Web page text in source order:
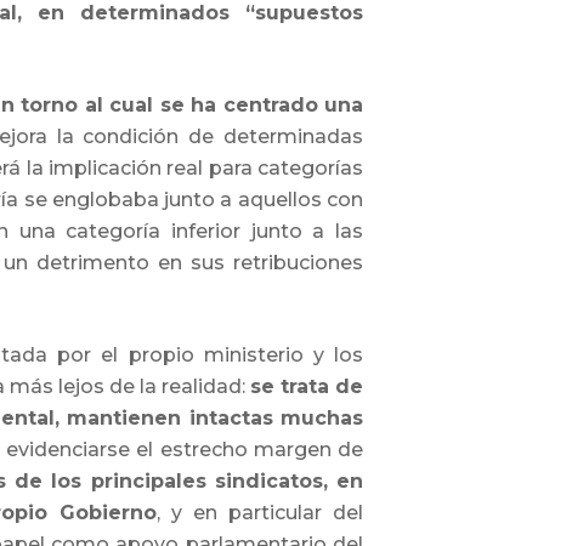
en determinados “supuestos
torno al cual se ha centrado una
la condición de determinadas
la implicación real para categorías
se englobaba junto a aquellos con
una categoría inferior junto a las
detrimento en sus retribuciones
por el propio ministerio y los
lejos de la realidad: se trata de
mantienen intactas muchas
el estrecho margen de
los principales sindicatos, en
Gobierno, y en particular del